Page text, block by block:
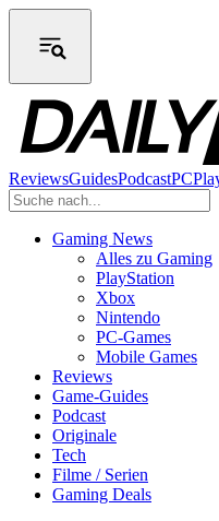
ReviewsGuidesPodcastPC
Gaming News
Alles zu Gaming
PlayStation
Xbox
Nintendo
PC-Games
Mobile Games
Reviews
Game-Guides
Podcast
Originale
Tech
Filme / Serien
Gaming Deals